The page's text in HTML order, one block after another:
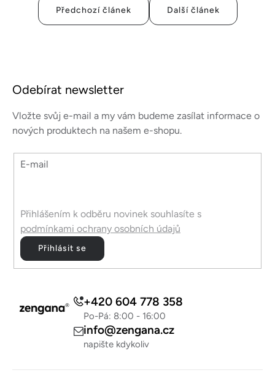
Předchozí článek Další článek
Odebírat newsletter
Vložte svůj e-mail a my vám budeme zasílat informace o
nových produktech na našem e-shopu.
E-mail
Přihlášením k odběru novinek souhlasíte s
podmínkami ochrany osobních údajů
Přihlásit se
+420 604 778 358
Po-Pá: 8:00 - 16:00
info@zengana.cz
napište kdykoliv